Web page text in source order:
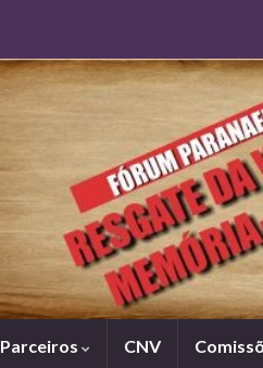
Parceiros CNV